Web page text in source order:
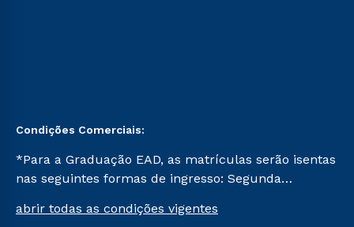
Condições Comerciais:
*Para a Graduação EAD, as matrículas serão isentas
nas seguintes formas de ingresso: Segunda
Já para as demais, a taxa de matrícula será de R$
abrir todas as condições vigentes